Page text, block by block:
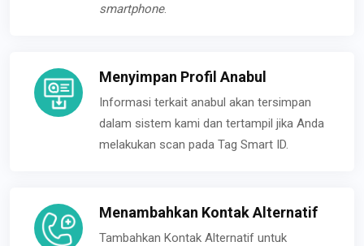
smartphone.
Menyimpan Profil Anabul
Informasi terkait anabul akan tersimpan
dalam sistem kami dan tertampil jika Anda
melakukan scan pada Tag Smart ID.
Menambahkan Kontak Alternatif
Tambahkan Kontak Alternatif untuk